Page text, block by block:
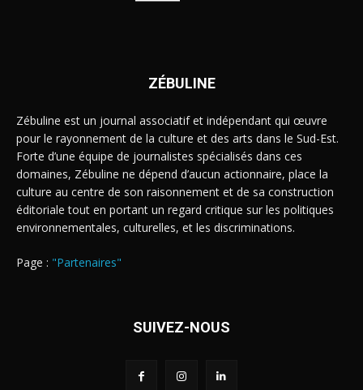
ZÉBULINE
Zébuline est un journal associatif et indépendant qui œuvre
pour le rayonnement de la culture et des arts dans le Sud-Est.
Forte d’une équipe de journalistes spécialisés dans ces
domaines, Zébuline ne dépend d’aucun actionnaire, place la
culture au centre de son raisonnement et de sa construction
éditoriale tout en portant un regard critique sur les politiques
environnementales, culturelles, et les discriminations.
Page : "Partenaires"
SUIVEZ-NOUS